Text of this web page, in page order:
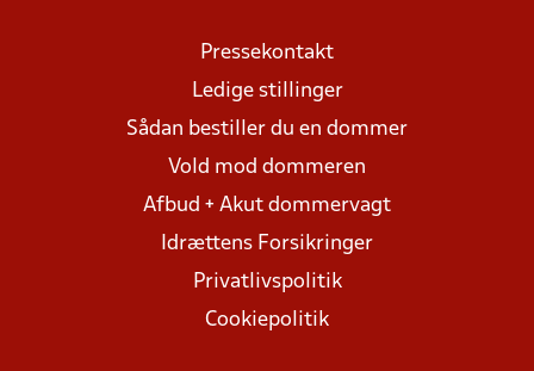
Pressekontakt
Ledige stillinger
Sådan bestiller du en dommer
Vold mod dommeren
Afbud + Akut dommervagt
Idrættens Forsikringer
Privatlivspolitik
Cookiepolitik